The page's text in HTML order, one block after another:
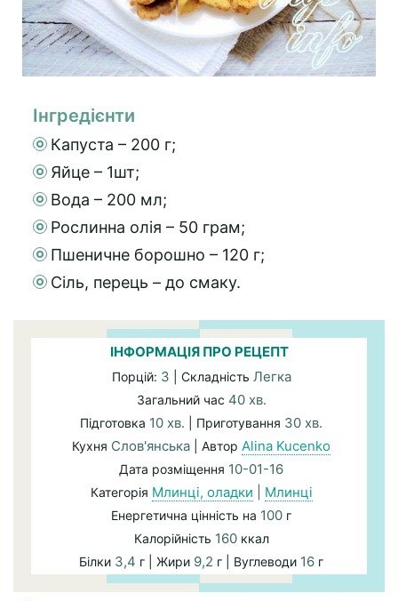
Інгредієнти
Капуста – 200 г;
Яйце – 1шт;
Вода – 200 мл;
Рослинна олія – 50 грам;
Пшеничне борошно – 120 г;
Сіль, перець – до смаку.
ІНФОРМАЦІЯ ПРО РЕЦЕПТ
Порцій: 3 | Складність Легка
Загальний час 40 хв.
Підготовка 10 хв. | Приготування 30 хв.
Кухня Слов'янська | Автор Alina Kucenko
Дата розміщення 10-01-16
Категорія Млинці, оладки Млинці
Енергетична цінність на 100 г
Калорійність 160ккал
Білки 3,4 г | Жири 9,2 г | Вуглеводи 16 г